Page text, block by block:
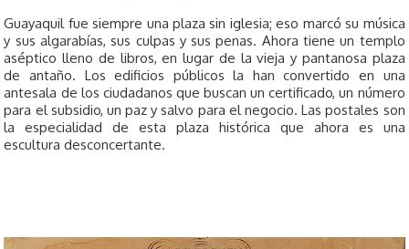
Guayaquil fue siempre una plaza sin iglesia; eso marcó su música
y sus algarabías, sus culpas y sus penas. Ahora tiene un templo
aséptico lleno de libros, en lugar de la vieja y pantanosa plaza
de antaño. Los edificios públicos la han convertido en una
antesala de los ciudadanos que buscan un certificado, un número
para el subsidio, un paz y salvo para el negocio. Las postales son
la especialidad de esta plaza histórica que ahora es una
escultura desconcertante.